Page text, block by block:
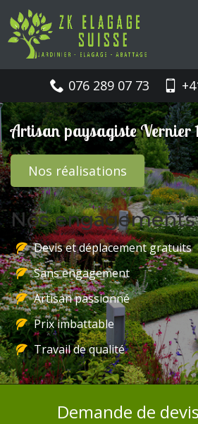
076 289 07 73
Artisan paysagiste Vernier
Nos réalisations
Nos engagements
Devis et déplacement gratuits
Sans engagement
Artisan passionné
Prix imbattable
Travail de qualité
Demande de